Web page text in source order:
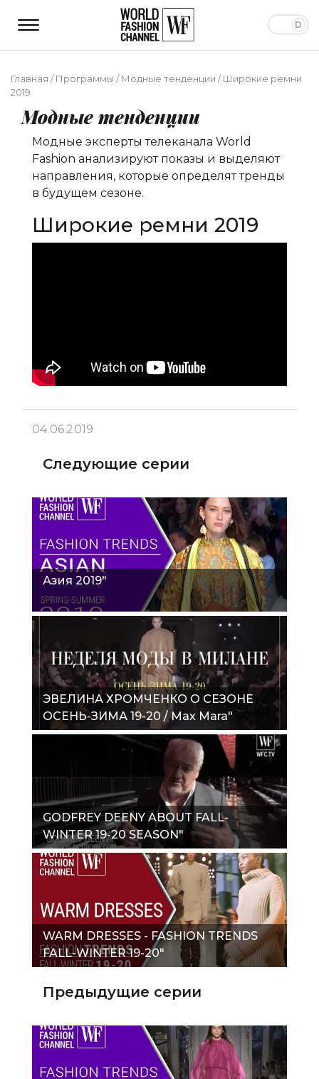
Главная /Программы /Модные тенденции /Широкие ремни
2019
Модные тенденции
Модные эксперты телеканала World
Fashion анализируют показы и выделяют
направления, которые определят тренды
в будущем сезоне.
Широкие ремни 2019
04.06.2019
Следующие серии
Азия 2019"
ЭВЕЛИНА ХРОМЧЕНКО О СЕЗОНЕ
ОСЕНЬ-ЗИМА 19-20 / Max Mara"
GODFREY DEENY ABOUT FALL-
WINTER 19-20 SEASON"
WARM DRESSES - FASHION TRENDS
FALL-WINTER 19-20"
Предыдущие серии